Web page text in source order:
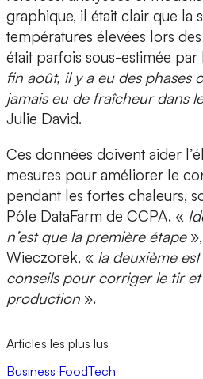
graphique, il était clair que la
températures élevées lors
était parfois sous-estimée par
fin août, il y a eu des phases
jamais eu de fraîcheur dans
Julie David.
Ces données doivent aider
mesures pour améliorer le
pendant les fortes chaleurs,
Pôle DataFarm de CCPA. «
n’est que la première étape»,
Wieczorek, « la deuxième est
conseils pour corriger le tir
production ».
Articles les plus lus
Business FoodTech